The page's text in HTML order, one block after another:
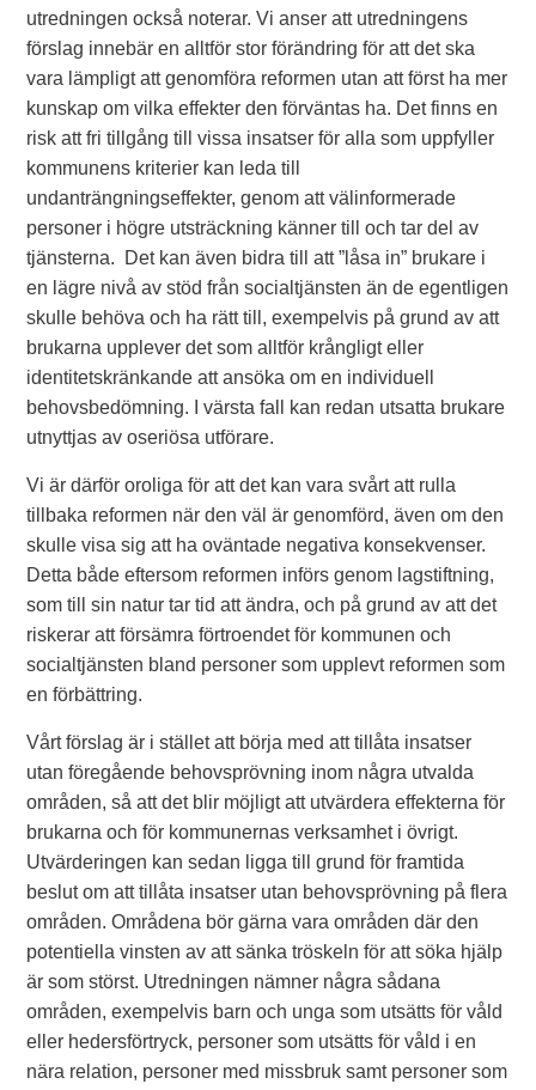
utredningen också noterar. Vi anser att utredningens
förslag innebär en alltför stor förändring för att det ska
vara lämpligt att genomföra reformen utan att först ha mer
kunskap om vilka effekter den förväntas ha. Det finns en
risk att fri tillgång till vissa insatser för alla som uppfyller
kommunens kriterier kan leda till
undanträngningseffekter, genom att välinformerade
personer i högre utsträckning känner till och tar del av
tjänsterna. Det kan även bidra till att ”låsa in” brukare i
en lägre nivå av stöd från socialtjänsten än de egentligen
skulle behöva och ha rätt till, exempelvis på grund av att
brukarna upplever det som alltför krångligt eller
identitetskränkande att ansöka om en individuell
behovsbedömning. I värsta fall kan redan utsatta brukare
utnyttjas av oseriösa utförare.
Vi är därför oroliga för att det kan vara svårt att rulla
tillbaka reformen när den väl är genomförd, även om den
skulle visa sig att ha oväntade negativa konsekvenser.
Detta både eftersom reformen införs genom lagstiftning,
som till sin natur tar tid att ändra, och på grund av att det
riskerar att försämra förtroendet för kommunen och
socialtjänsten bland personer som upplevt reformen som
en förbättring.
Vårt förslag är i stället att börja med att tillåta insatser
utan föregående behovsprövning inom några utvalda
områden, så att det blir möjligt att utvärdera effekterna för
brukarna och för kommunernas verksamhet i övrigt.
Utvärderingen kan sedan ligga till grund för framtida
beslut om att tillåta insatser utan behovsprövning på flera
områden. Områdena bör gärna vara områden där den
potentiella vinsten av att sänka tröskeln för att söka hjälp
är som störst. Utredningen nämner några sådana
områden, exempelvis barn och unga som utsätts för våld
eller hedersförtryck, personer som utsätts för våld i en
nära relation, personer med missbruk samt personer som